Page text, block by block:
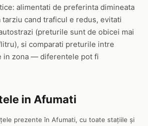
alimentati de preferinta dimineata
tarziu cand traficul e redus, evitati
(preturile sunt de obicei mai
si comparati preturile intre
in zona — diferentele pot fi
in Afumati
prezente în Afumati, cu toate stațiile și